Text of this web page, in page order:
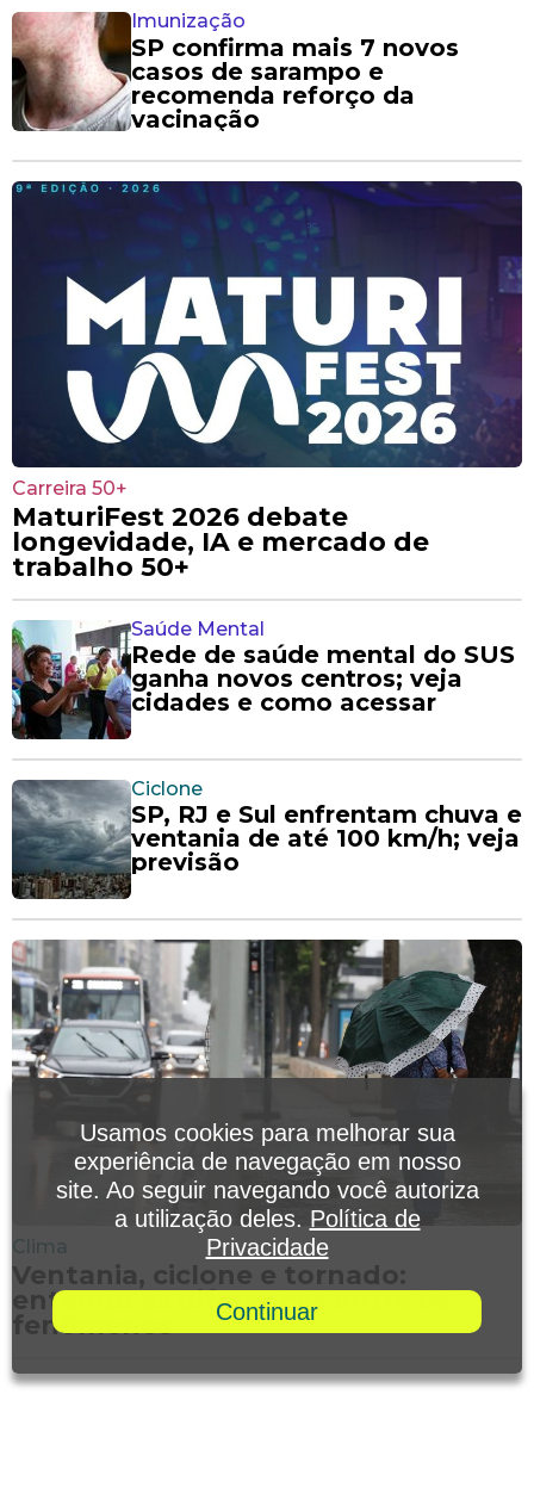
Imunização
SP confirma mais 7 novos
casos de sarampo e
recomenda reforço da
vacinação
Carreira 50+
MaturiFest 2026 debate
longevidade, IA e mercado de
trabalho 50+
Saúde Mental
Rede de saúde mental do SUS
ganha novos centros; veja
cidades e como acessar
Ciclone
SP, RJ e Sul enfrentam chuva e
ventania de até 100 km/h; veja
previsão
Clima
Ventania, ciclone e tornado:
entenda as diferenças entre os
fenômenos
Usamos cookies para melhorar sua
experiência de navegação em nosso
site. Ao seguir navegando você autoriza
a utilização deles. Política de
Privacidade
Continuar